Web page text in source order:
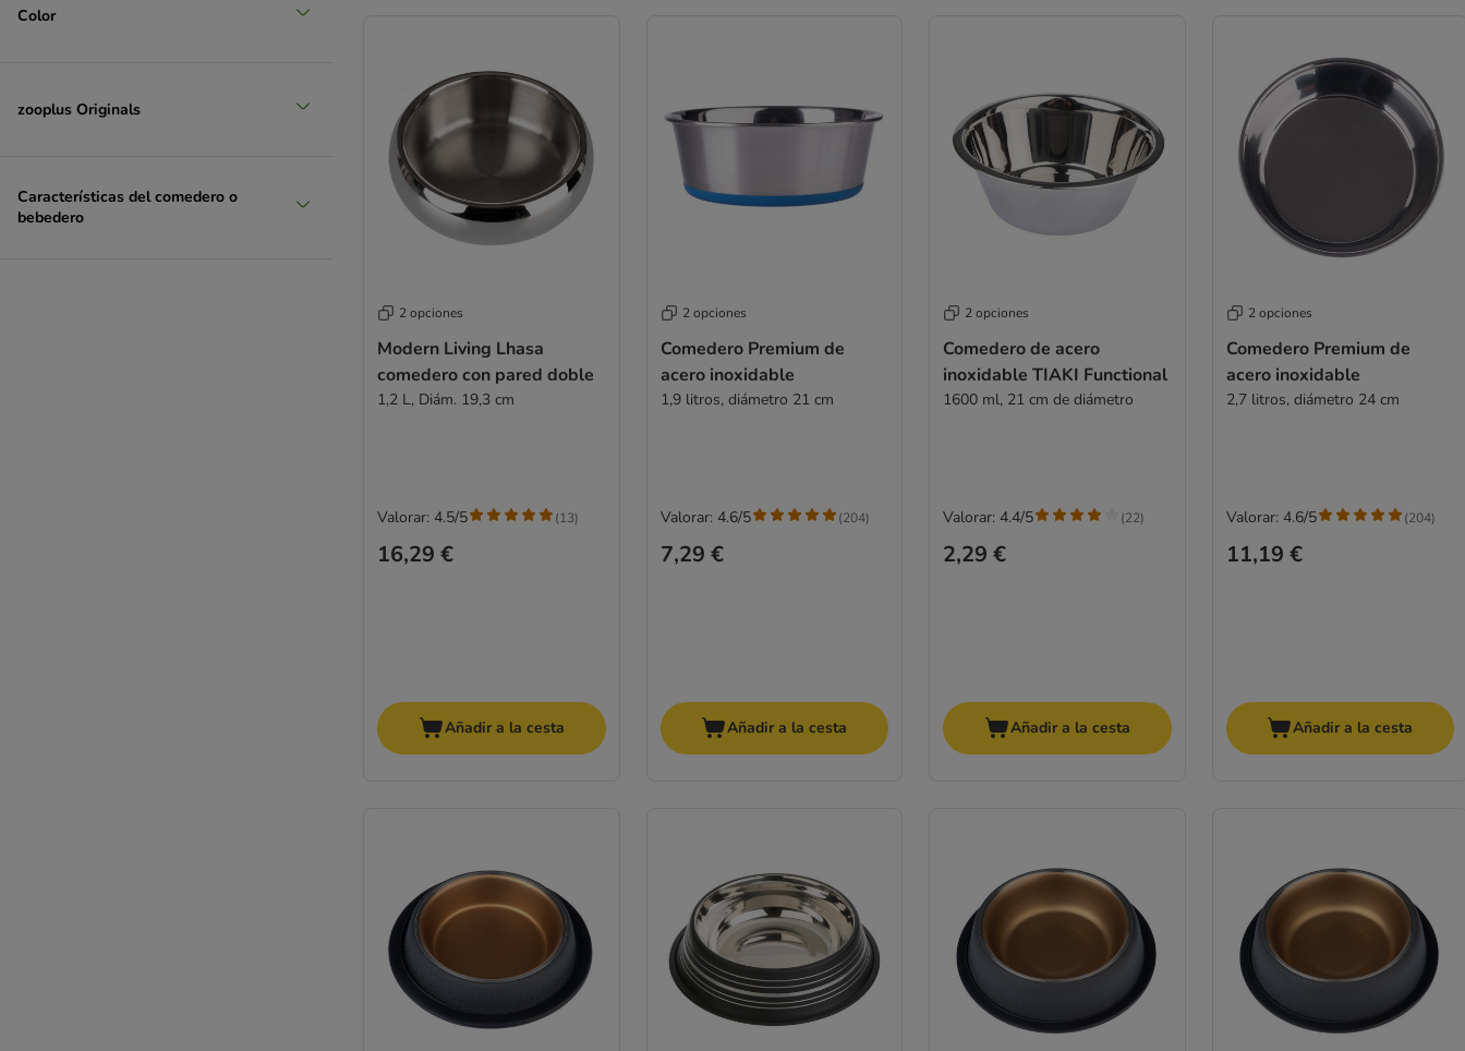
Color
zooplus Originals
Características del comedero o
bebedero
2 opciones
Modern Living Lhasa
comedero con pared doble
1,2 L, Diám. 19,3 cm
16,29 €
Valorar: 4.5/5 (13)
Añadir a la cesta
2 opciones
Comedero Premium de
acero inoxidable
1,9 litros, diámetro 21 cm
7,29 €
Valorar: 4.6/5 (204)
Añadir a la cesta
2 opciones
Comedero de acero
inoxidable TIAKI Functional
1600 ml, 21 cm de diámetro
2,29 €
Valorar: 4.4/5 (22)
Añadir a la cesta
2 opciones
Comedero Premium de
acero inoxidable
2,7 litros, diámetro 24 cm
11,19 €
Valorar: 4.6/5 (204)
Añadir a la cesta